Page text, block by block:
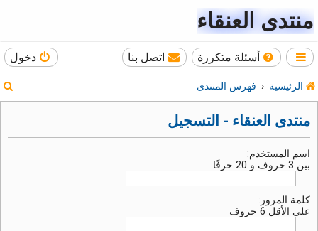
منتدى العنقاء
أسئلة متكررة اتصل بنا دخول
الرئيسية فهرس المنتدى
منتدى العنقاء - التسجيل
اسم المستخدم:
بين 3 حروف و 20 حرفًا
كلمة المرور:
على الأقل 6 حروف